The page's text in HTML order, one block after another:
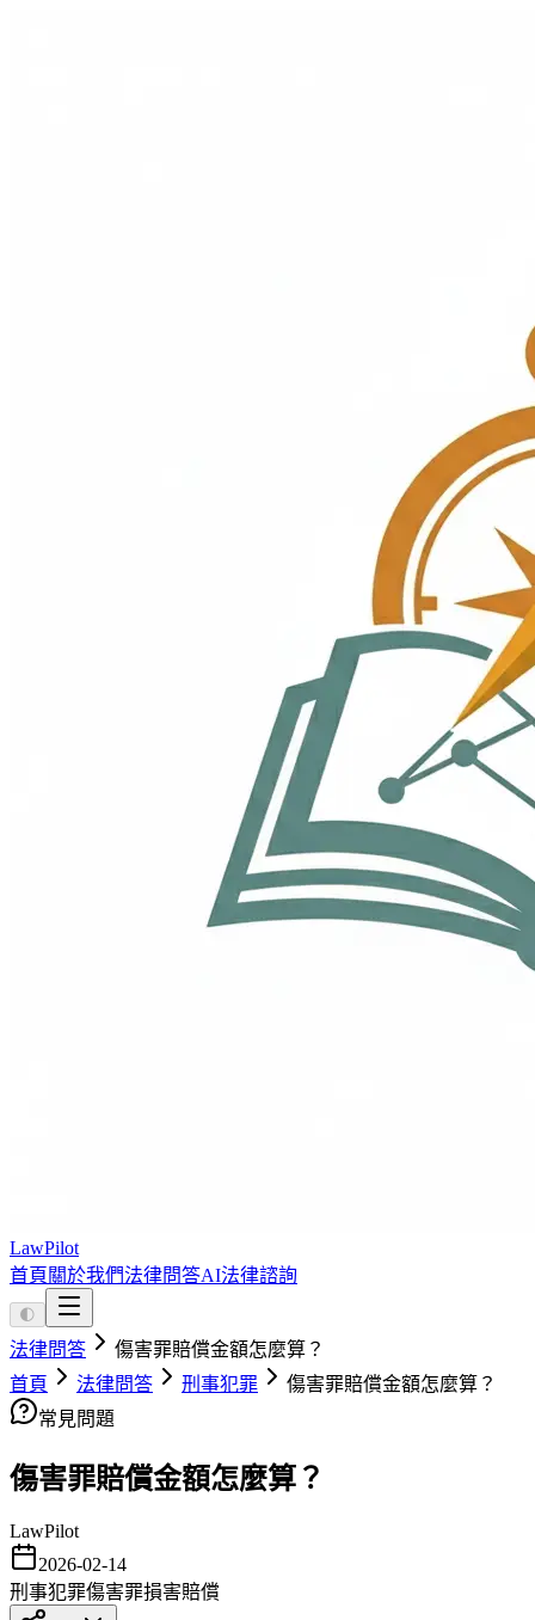
LawPilot
首頁 關於我們法律問答AI法律諮詢
🌓
法律問答
傷害罪賠償金額怎麼算？
首頁
法律問答 刑事犯罪
傷害罪賠償金額怎麼算？
常見問題
傷害罪賠償金額怎麼算？
LawPilot
2026-02-14
刑事犯罪傷害罪損害賠償